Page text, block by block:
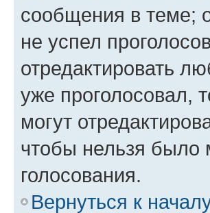
сообщения в теме;
не успел
отредактировать
уже проголосовал,
могут
чтобы нельзя было
голосования.
Вернуться к